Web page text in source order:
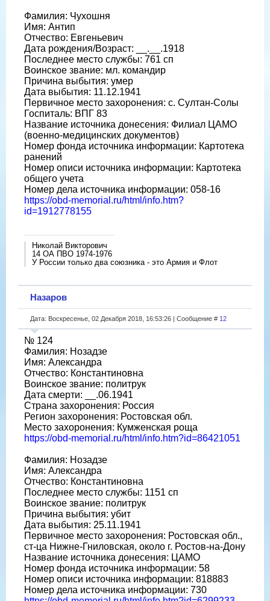
Фамилия: Чухошня
Имя: Антип
Отчество: Евгеньевич
Дата рождения/Возраст: __.__.1918
Последнее место службы: 761 сп
Воинское звание: мл. командир
Причина выбытия: умер
Дата выбытия: 11.12.1941
Первичное место захоронения: с. Султан-Солы
Госпиталь: ВПГ 83
Название источника донесения: Филиал ЦАМО
(военно-медицинских документов)
Номер фонда источника информации: Картотека
ранений
Номер описи источника информации: Картотека
общего учета
Номер дела источника информации: 058-16
https://obd-memorial.ru/html/info.htm?
id=1912778155
Николай Викторович
14 ОА ПВО 1974-1976
У России только два союзника - это Армия и Флот
Назаров
Дата: Воскресенье, 02 Декабря 2018, 16:53:26 | Сообщение # 12
№ 124
Фамилия: Нозадзе
Имя: Александра
Отчество: Константиновна
Воинское звание: политрук
Дата смерти: __.06.1941
Страна захоронения: Россия
Регион захоронения: Ростовская обл.
Место захоронения: Кумженская роща
https://obd-memorial.ru/html/info.htm?id=86421051
Фамилия: Нозадзе
Имя: Александра
Отчество: Константиновна
Последнее место службы: 1151 сп
Воинское звание: политрук
Причина выбытия: убит
Дата выбытия: 25.11.1941
Первичное место захоронения: Ростовская обл.,
ст-ца Нижне-Гниловская, около г. Ростов-на-Дону
Название источника донесения: ЦАМО
Номер фонда источника информации: 58
Номер описи источника информации: 818883
Номер дела источника информации: 730